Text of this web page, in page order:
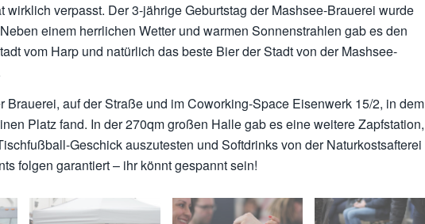
wirklich verpasst. Der 3-jährige Geburtstag der Mashsee-Brauerei wurde
einem herrlichen Wetter und warmen Sonnenstrahlen gab es den
vom Harp und natürlich das beste Bier der Stadt von der Mashsee-
Brauerei, auf der Straße und im Coworking-Space Eisenwerk 15/2, in dem
Platz fand. In der 270qm großen Halle gab es eine weitere Zapfstation,
Geschick auszutesten und Softdrinks von der Naturkostsafterei
folgen garantiert – ihr könnt gespannt sein!